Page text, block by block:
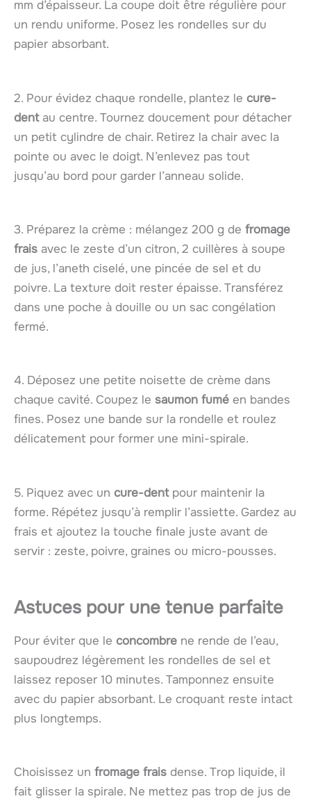
mm d’épaisseur. La coupe doit être régulière pour
un rendu uniforme. Posez les rondelles sur du
papier absorbant.
2. Pour évidez chaque rondelle, plantez le cure-
dentau centre. Tournez doucement pour détacher
un petit cylindre de chair. Retirez la chair avec la
pointe ou avec le doigt. N’enlevez pas tout
jusqu’au bord pour garder l’anneau solide.
3. Préparez la crème : mélangez 200 g de fromage
frais avec le zeste d’un citron, 2 cuillères à soupe
de jus, l’aneth ciselé, une pincée de sel et du
poivre. La texture doit rester épaisse. Transférez
dans une poche à douille ou un sac congélation
fermé.
4. Déposez une petite noisette de crème dans
chaque cavité. Coupez le saumon fumé en bandes
fines. Posez une bande sur la rondelle et roulez
délicatement pour former une mini-spirale.
5. Piquez avec un cure-dentpour maintenir la
forme. Répétez jusqu’à remplir l’assiette. Gardez au
frais et ajoutez la touche finale juste avant de
servir : zeste, poivre, graines ou micro-pousses.
Astuces pour une tenue parfaite
Pour éviter que le concombre ne rende de l’eau,
saupoudrez légèrement les rondelles de sel et
laissez reposer 10 minutes. Tamponnez ensuite
avec du papier absorbant. Le croquant reste intact
plus longtemps.
Choisissez un fromage frais dense. Trop liquide, il
fait glisser la spirale. Ne mettez pas trop de jus de